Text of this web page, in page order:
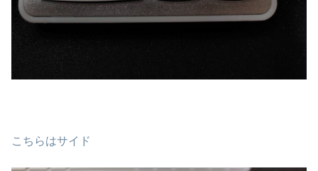
こちらはサイド